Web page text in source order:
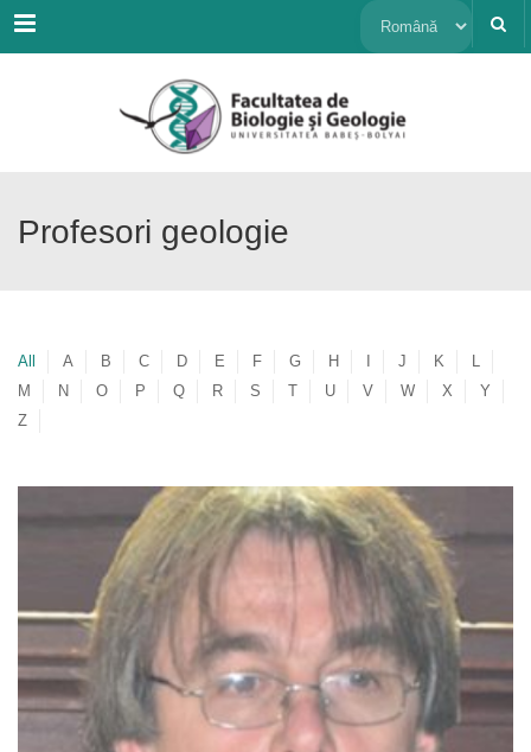
Menu Alege
limbă
Profesori geologie
All A B C D E F G H J K
L
M
N O P Q R S T U V W X
Y
Z